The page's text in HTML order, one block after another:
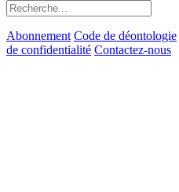
Abonnement Code de déontologie
de confidentialité Contactez-nous